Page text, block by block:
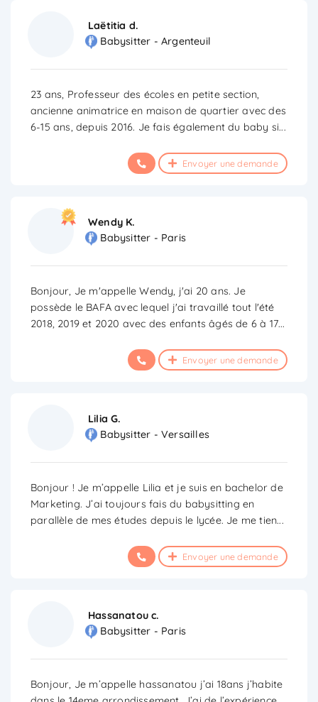
Laëtitia d.
Babysitter - Argenteuil
23 ans, Professeur des écoles en petite section,
ancienne animatrice en maison de quartier avec des
6-15 ans, depuis 2016. Je fais également du baby si...
Envoyer une demande
Wendy K.
Babysitter - Paris
Bonjour, Je m'appelle Wendy, j'ai 20 ans. Je
possède le BAFA avec lequel j'ai travaillé tout l'été
2018, 2019 et 2020 avec des enfants âgés de 6 à 17...
Envoyer une demande
Lilia G.
Babysitter - Versailles
Bonjour ! Je m’appelle Lilia et je suis en bachelor de
Marketing. J’ai toujours fais du babysitting en
parallèle de mes études depuis le lycée. Je me tien...
Envoyer une demande
Hassanatou c.
Babysitter - Paris
Bonjour, Je m’appelle hassanatou j’ai 18ans j’habite